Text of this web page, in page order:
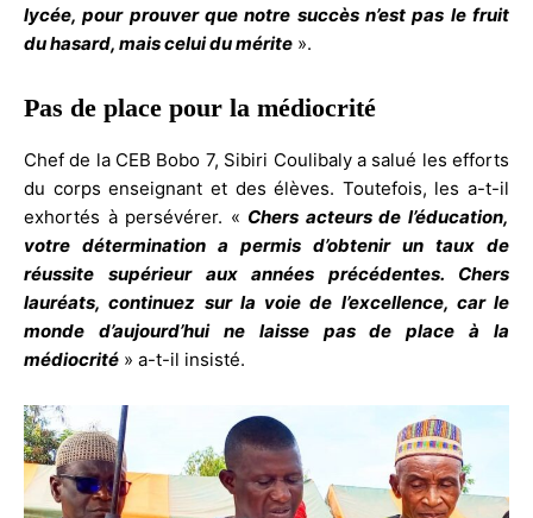
lycée, pour prouver que notre succès n’est pas le fruit
du hasard, mais celui du mérite ».
Pas de place pour la médiocrité
Chef de la CEB Bobo 7, Sibiri Coulibaly a salué les efforts
du corps enseignant et des élèves. Toutefois, les a-t-il
exhortés à persévérer. « Chers acteurs de l’éducation,
votre détermination a permis d’obtenir un taux de
réussite supérieur aux années précédentes. Chers
lauréats, continuez sur la voie de l’excellence, car le
monde d’aujourd’hui ne laisse pas de place à la
médiocrité » a-t-il insisté.